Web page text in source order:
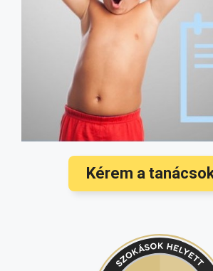
Milyen gyógyszert szedhet
alatt? Ez az oldal
Hozzátáplálás: mikor és mit
baba? Ezek a legújabb
orvosi ajánlások(3568)
Hallójárat gyulladás
megelőzése a legújabb
ajánlások alapján
Kérem a